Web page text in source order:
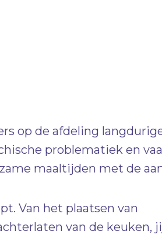
op de afdeling
problematiek en
maaltijden met de
Van het plaatsen van
van de keuken,